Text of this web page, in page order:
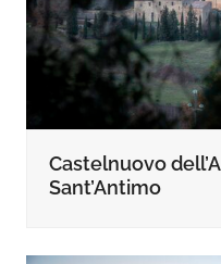
Castelnuovo
Sant’Antimo